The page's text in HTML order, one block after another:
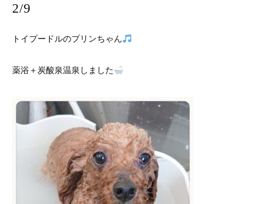
2/9
トイプードルのプリンちゃん
薬浴＋炭酸泉温泉しました